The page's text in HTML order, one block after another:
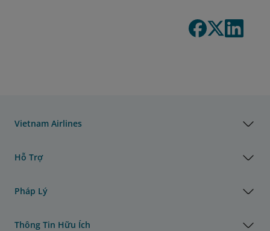
Vietnam Airlines
Hỗ Trợ
Pháp Lý
Thông Tin Hữu Ích